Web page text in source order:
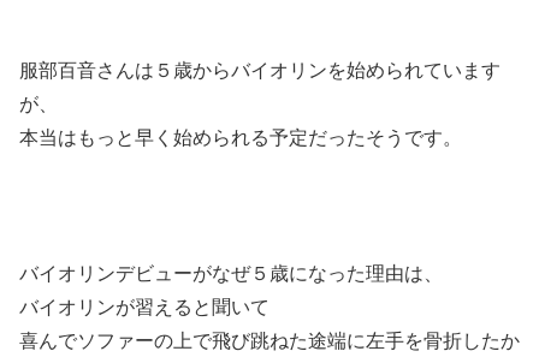
服部百音さんは５歳からバイオリンを始められています
が、
本当はもっと早く始められる予定だったそうです。
バイオリンデビューがなぜ５歳になった理由は、
バイオリンが習えると聞いて
喜んでソファーの上で飛び跳ねた途端に左手を骨折したか